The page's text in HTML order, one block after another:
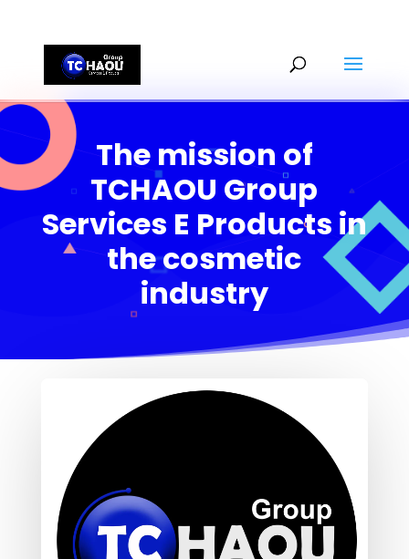
The mission of
TCHAOU Group
Services E Products in
the cosmetic
industry